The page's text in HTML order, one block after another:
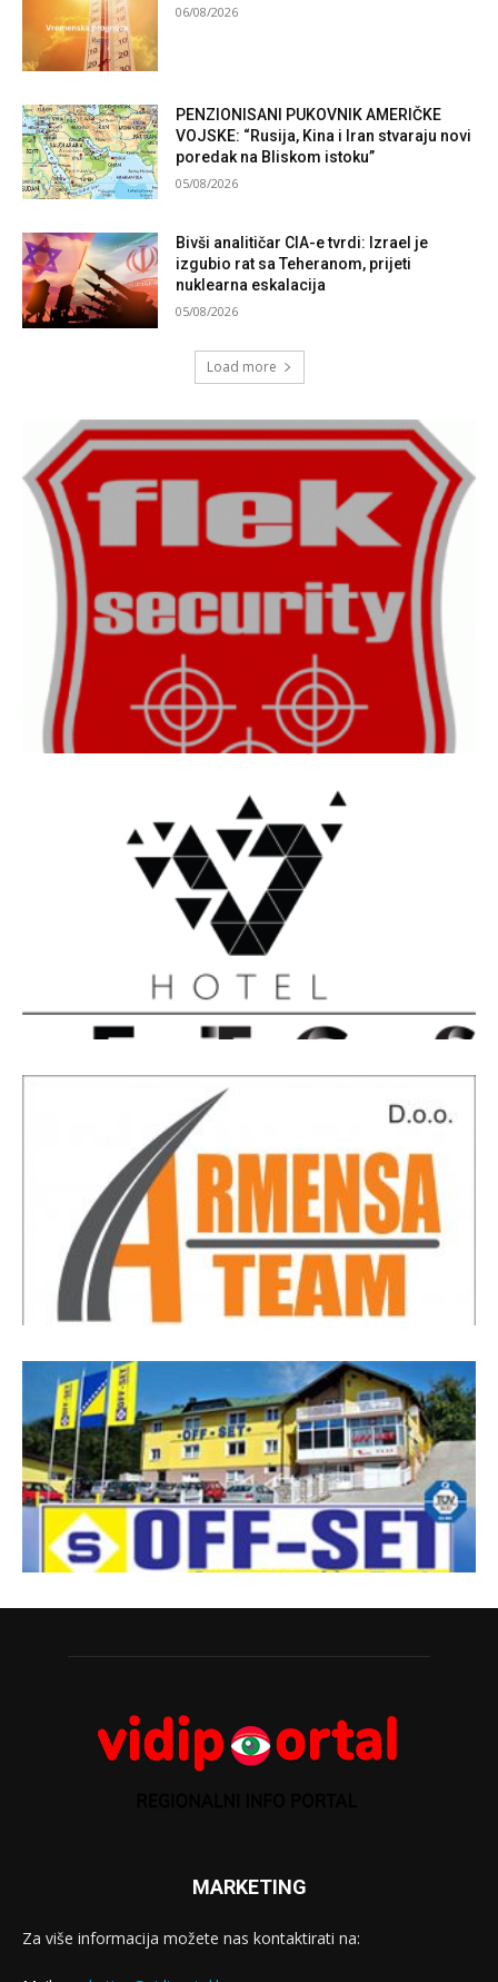
06/08/2026
PENZIONISANI PUKOVNIK AMERIČKE
VOJSKE: “Rusija, Kina i Iran stvaraju novi
poredak na Bliskom istoku”
05/08/2026
Bivši analitičar CIA-e tvrdi: Izrael je
izgubio rat sa Teheranom, prijeti
nuklearna eskalacija
05/08/2026
Load more
MARKETING
Za više informacija možete nas kontaktirati na: